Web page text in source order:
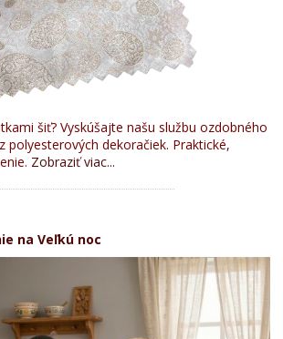
šiť? Vyskúšajte našu službu ozdobného
polyesterových dekoračiek. Praktické,
Zobraziť viac...
na Veľkú noc